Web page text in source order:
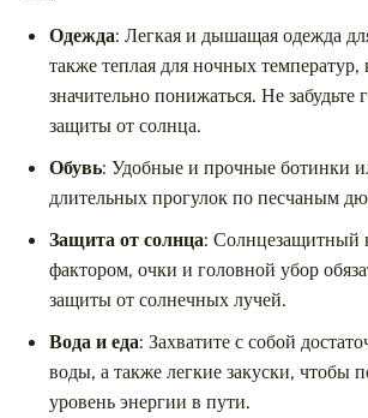
Одежда: Легкая и дышащая одежда
также теплая для ночных температур,
значительно понижаться. Не забудьте
защиты от солнца.
Обувь: Удобные и прочные ботинки
длительных прогулок по песчаным
Защита от солнца: Солнцезащитный
фактором, очки и головной убор
защиты от солнечных лучей.
Вода и еда: Захватите с собой
воды, а также легкие закуски, чтобы
уровень энергии в пути.